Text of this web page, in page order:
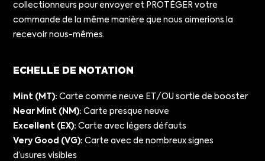
collectionneurs pour envoyer et PROTÉGER votre
commande de la même manière que nous aimerions la
recevoir nous-mêmes.
ECHELLE DE NOTATION
Mint (MT): Carte comme neuve ET/OU sortie de booster
Near Mint (NM): Carte presque neuve
Excellent (EX): Carte avec légers défauts
Very Good (VG): Carte avec de nombreux signes
d’usures visibles